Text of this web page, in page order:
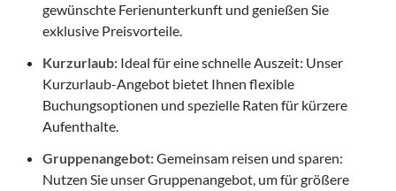
gewünschte Ferienunterkunft und genießen Sie
exklusive Preisvorteile.
Kurzurlaub: Ideal für eine schnelle Auszeit: Unser
Kurzurlaub-Angebot bietet Ihnen flexible
Buchungsoptionen und spezielle Raten für kürzere
Aufenthalte.
Gruppenangebot:Gemeinsam reisen und sparen:
Nutzen Sie unser Gruppenangebot, um für größere